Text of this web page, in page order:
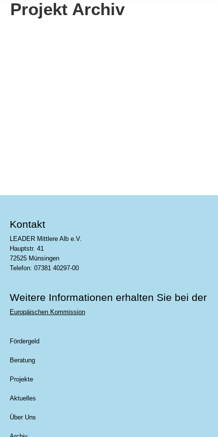
Projekt Archiv
Kontakt
LEADER Mittlere Alb e.V.
Hauptstr. 41
72525 Münsingen
Telefon: 07381 40297-00
Weitere Informationen erhalten Sie bei der
Europäischen Kommission
Fördergeld
Beratung
Projekte
Aktuelles
Über Uns